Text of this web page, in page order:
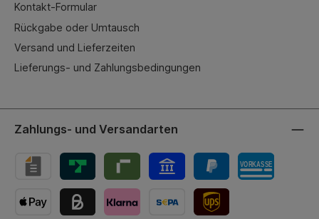
Kontakt-Formular
Rückgabe oder Umtausch
Versand und Lieferzeiten
Lieferungs- und Zahlungsbedingungen
Zahlungs- und Versandarten